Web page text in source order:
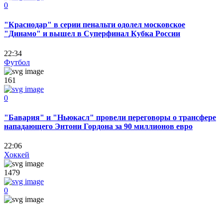
0
"Краснодар" в серии пенальти одолел московское
"Динамо" и вышел в Суперфинал Кубка России
22:34
Футбол
161
0
"Бавария" и "Ньюкасл" провели переговоры о трансфере
нападающего Энтони Гордона за 90 миллионов евро
22:06
Хоккей
1479
0